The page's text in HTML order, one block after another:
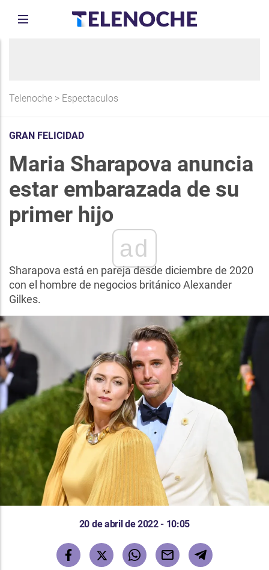
Telenoche > Espectaculos
GRAN FELICIDAD
Maria Sharapova anuncia
estar embarazada de su
primer hijo
ad
Sharapova está en pareja desde diciembre de 2020
con el hombre de negocios británico Alexander
Gilkes.
20 de abril de 2022 - 10:05